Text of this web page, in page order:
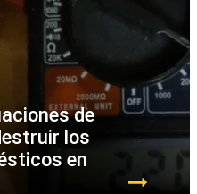
de
los
en